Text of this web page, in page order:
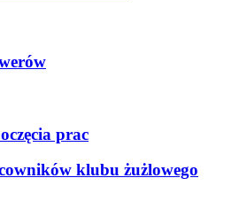
prac
klubu żużlowego